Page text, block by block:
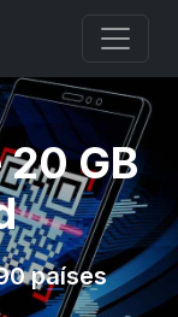
GB
países